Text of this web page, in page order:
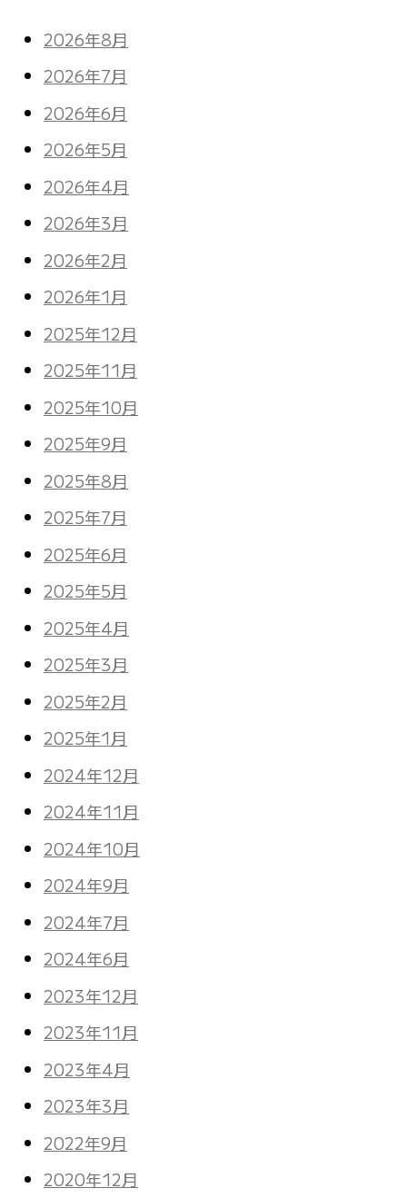
2026年8月
2026年7月
2026年6月
2026年5月
2026年4月
2026年3月
2026年2月
2026年1月
2025年12月
2025年11月
2025年10月
2025年9月
2025年8月
2025年7月
2025年6月
2025年5月
2025年4月
2025年3月
2025年2月
2025年1月
2024年12月
2024年11月
2024年10月
2024年9月
2024年7月
2024年6月
2023年12月
2023年11月
2023年4月
2023年3月
2022年9月
2020年12月